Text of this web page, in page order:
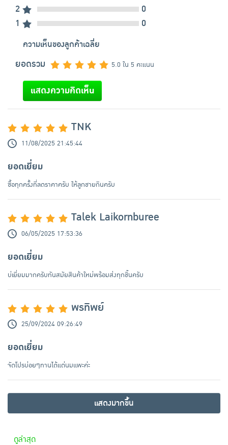
2
0
1
0
ความเห็นของลูกค้าเฉลี่ย
ยอดรวม 5.0 ใน 5 คะแนน
แสดงความคิดเห็น
TNK
11/08/2025 21:45:44
ยอดเยี่ยม
ซื้อทุกครั้งที่ลดราคาครับ ให้ลูกชายกินครับ
Talek Laikornburee
06/05/2025 17:53:36
ยอดเยี่ยม
บ่เยี่ยมมากครับทันสมัยสินค้าใหม่พร้อมส่งทุกชิ้นครับ
พรทิพย์
25/09/2024 09:26:49
ยอดเยี่ยม
จัดโปรบ่อยๆทานได้แต่นมแพะค่ะ
แสดงมากขึ้น
ดูล่าสุด